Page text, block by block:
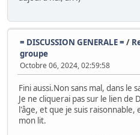
= DISCUSSION GENERALE = /
groupe
Octobre 06, 2024, 02:59:58
Fini aussi.Non sans mal, dans le
Je ne cliquerai pas sur le lien de
l'âge, et que je suis
mon lit.